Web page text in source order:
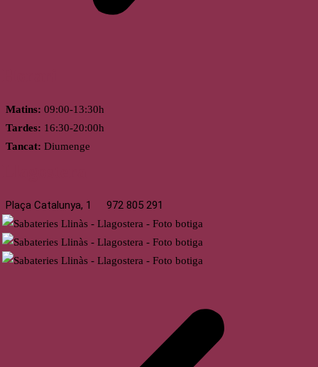
Matins: 09:00-13:30h
Tardes: 16:30-20:00h
Tancat: Diumenge
Plaça Catalunya, 1 972 805 291